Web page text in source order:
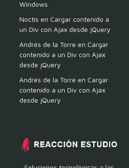
Windows
Noctis en Cargar contenido a
un Div con Ajax desde jQuery
Andrés de la Torre en Cargar
contenido a un Div con Ajax
desde jQuery
Andrés de la Torre en Cargar
contenido a un Div con Ajax
desde jQuery